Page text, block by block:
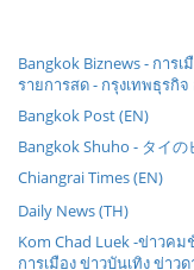
Bangkok Biznews - การ
รายการสด - กรุงเทพธุรกิ
Bangkok Post (EN)
Bangkok Shuho - タイ
Chiangrai Times (EN)
Daily News (TH)
Kom Chad Luek -ข่าวค
การเมือง ข่าวบันเทิง ข่าว